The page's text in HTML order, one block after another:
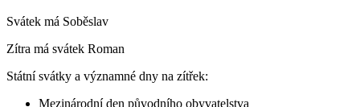
Svátek má Soběslav
Zítra má svátek Roman
Státní svátky a významné dny na zítřek:
Mezinárodní den původního obyvatelstva